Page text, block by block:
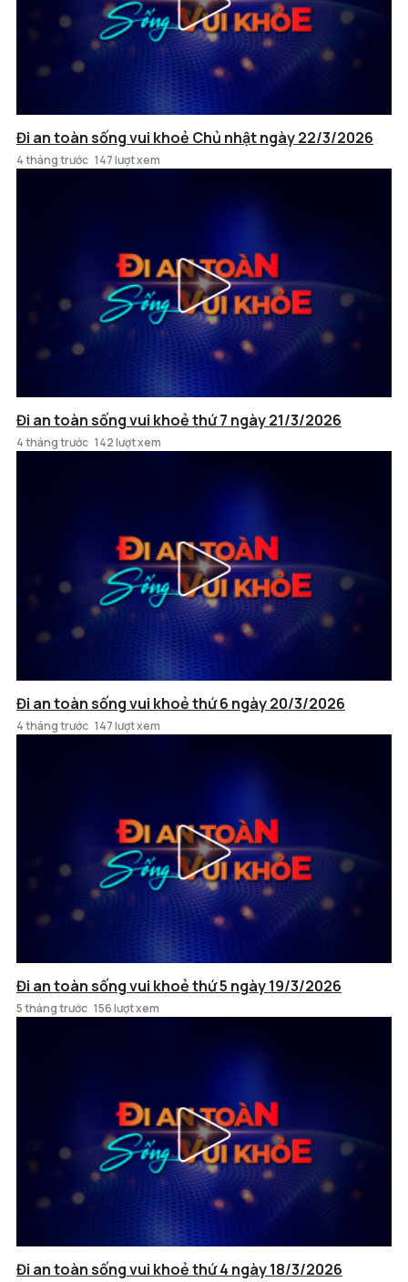
Đi an toàn sống vui khoẻ Chủ nhật ngày 22/3/2026
4 tháng trước 147 lượt xem
Đi an toàn sống vui khoẻ thứ 7 ngày 21/3/2026
4 tháng trước 142 lượt xem
Đi an toàn sống vui khoẻ thứ 6 ngày 20/3/2026
4 tháng trước 147 lượt xem
Đi an toàn sống vui khoẻ thứ 5 ngày 19/3/2026
5 tháng trước 156 lượt xem
Đi an toàn sống vui khoẻ thứ 4 ngày 18/3/2026